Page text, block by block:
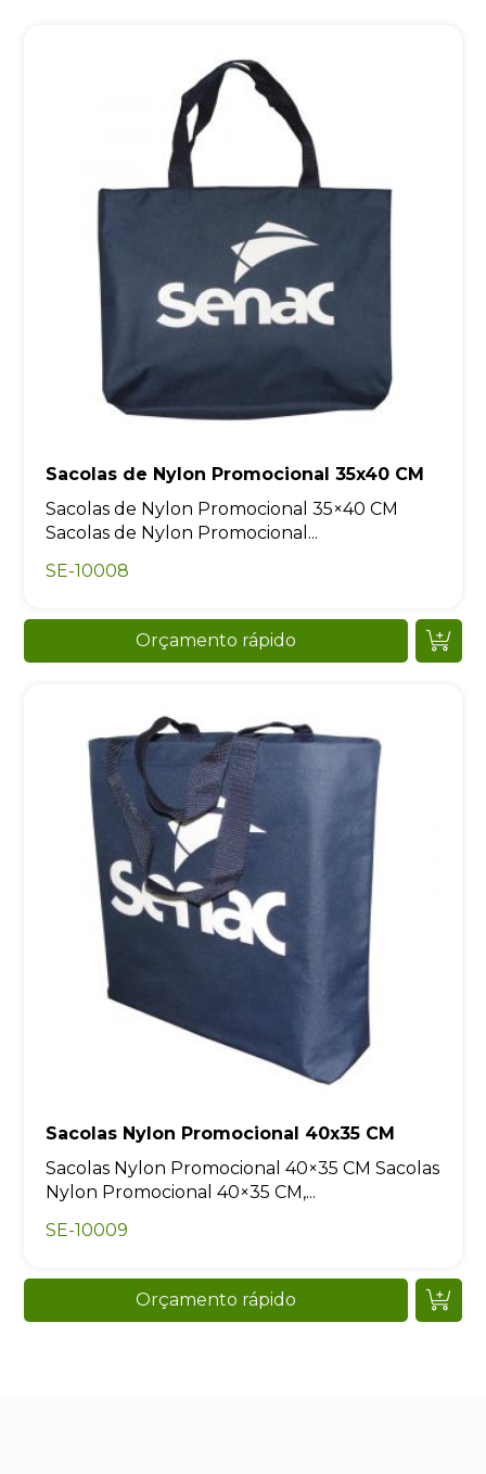
Sacolas de Nylon Promocional 35x40 CM
Sacolas de Nylon Promocional 35×40 CM
Sacolas de Nylon Promocional...
SE-10008
Orçamento rápido
Sacolas Nylon Promocional 40x35 CM
Sacolas Nylon Promocional 40×35 CM Sacolas
Nylon Promocional 40×35 CM,...
SE-10009
Orçamento rápido